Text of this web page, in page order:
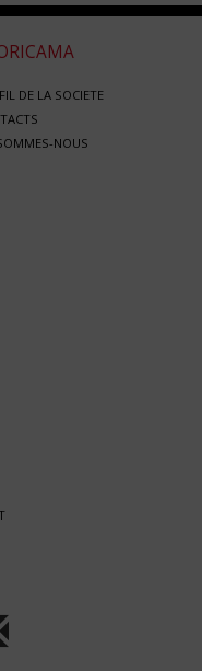
DE LA SOCIETE
NOUS